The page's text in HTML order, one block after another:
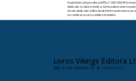
Paulo Marsal é jornalista (MTb nº 0091859/SP) e
dedicado à cultura nórdica. Como palestrante e
do site, dedicado à difusão de informações
escandinava para o público brasileiro.
Livros Vikings Editora
CNPJ: 35.663.864/0001-78 · IE: 128201172111